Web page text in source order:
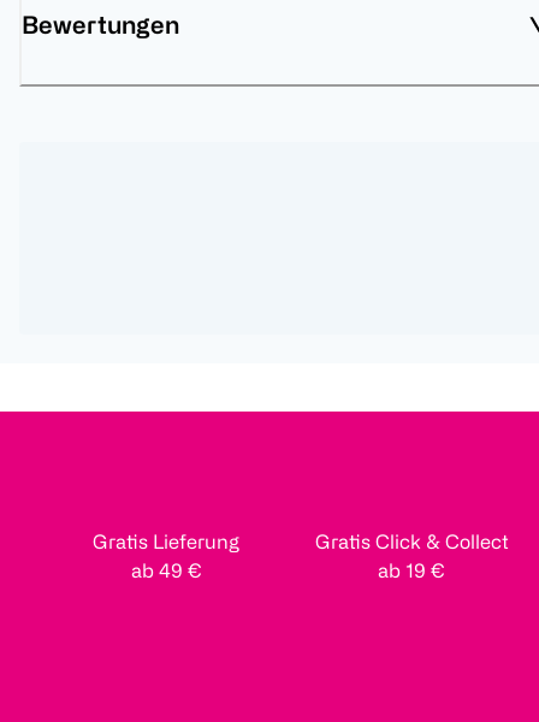
Bewertungen
Gratis Lieferung
ab 49 €
Gratis Click & Collect
ab 19 €